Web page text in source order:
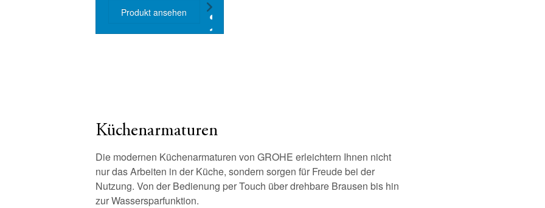
Produkt ansehen
Küchenarmaturen
Die modernen Küchenarmaturen von GROHE erleichtern Ihnen nicht
nur das Arbeiten in der Küche, sondern sorgen für Freude bei der
Nutzung. Von der Bedienung per Touch über drehbare Brausen bis hin
zur Wassersparfunktion.